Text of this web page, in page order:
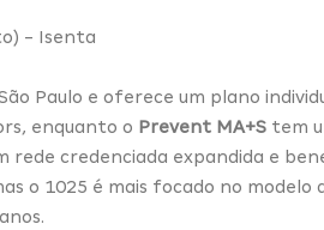
- Isenta
Paulo e oferece um plano
enquanto o Prevent MA+S tem
rede credenciada expandida e
o 1025 é mais focado no modelo